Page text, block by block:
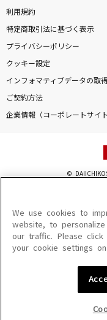
利用規約
特定商取引法に基づく表示
プライバシーポリシー
クッキー設定
インフォマティブデータの取
ご契約方法
企業情報（コーポレートサイト
©
このサイトに掲載されている一
を問わず、著作権法の定める範
を禁じます。
楽曲及びコンテンツは、機種に
楽曲及びコンテンツの配信日、
We use cookies to
website, to
our traffic. Please click
your cookie settings